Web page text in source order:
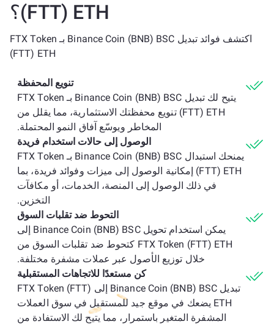
(FTT) ETH؟
اكتشف فوائد تبديل Binance Coin (BNB) BSC بـ FTX Token
(FTT) ETH
تنويع المحفظة
يتيح لك تبديل Binance Coin (BNB) BSC بـ FTX Token
(FTT) ETH تنويع محفظتك الاستثمارية، مما يقلل من
المخاطر ويوسّع آفاق النمو المحتملة.
الوصول إلى حالات استخدام فريدة
يمنحك استبدال Binance Coin (BNB) BSC بـ FTX Token
(FTT) ETH إمكانية الوصول إلى ميزات وفوائد فريدة، بما
في ذلك الوصول إلى المنصة، الخدمات، أو مكافآت
التخزين.
التحوط ضد تقلبات السوق
يمكن استخدام تحويل Binance Coin (BNB) BSC إلى
FTX Token (FTT) ETH كتحوط ضد تقلبات السوق من
خلال توزيع الأصول عبر عملات مشفرة مختلفة.
كن مستعدًا للاتجاهات المستقبلية
تبديل Binance Coin (BNB) BSC إلى FTX Token (FTT)
ETH يضعك في موقع جيد للمستقبل في سوق العملات
المشفرة المتغير باستمرار، مما يتيح لك الاستفادة من